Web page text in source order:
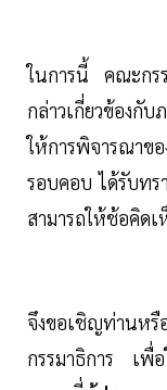
ในการนี้ คณะกร
กล่าวเกี่ยวข้อง
ให้การพิจารณาข
รอบคอบ ได้รับทร
สามารถให้ช้อคิด
จึงขอเชิญท่านหรื
กรรมาธิการ เพื่